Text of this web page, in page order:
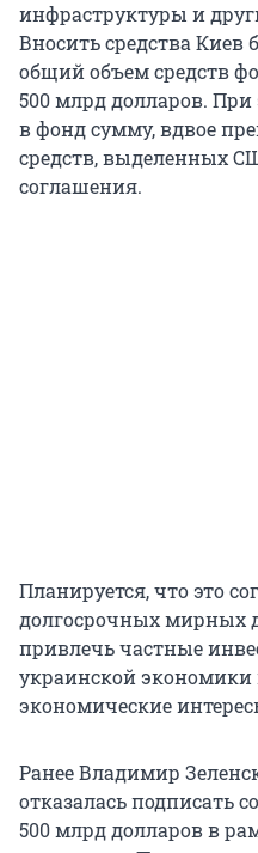
инфраструктуры и
Вносить средства Киев
общий объем средств
500 млрд долларов.
в фонд сумму, вдвое
средств, выделенных
соглашения.
Планируется, что это
долгосрочных мирных
привлечь частные
украинской
экономические
Ранее Владимир
отказалась подписать
500 млрд долларов в